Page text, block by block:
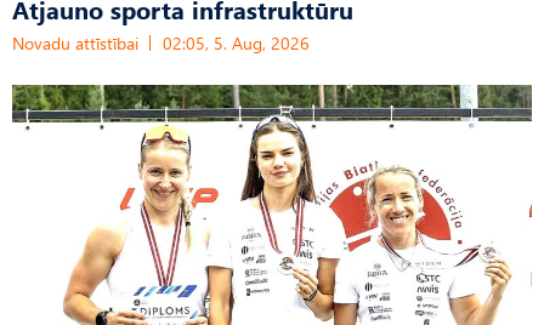
Atjauno sporta infrastruktūru
Novadu attīstībai 02:05, 5. Aug, 2026